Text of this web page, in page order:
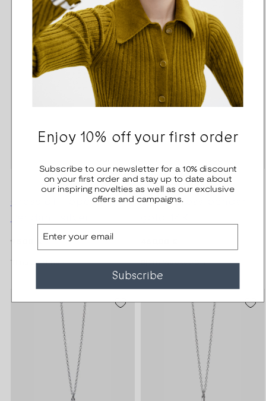
Regular
95,00 €
Tiina Lahtinen
Little Cross pendant
Björn Weckström
Enjoy 10% off your first order
Subscribe to our newsletter for a 10% discount
on your first order and stay up to date about
our inspiring novelties as well as our exclusive
offers and campaigns.
Subscribe